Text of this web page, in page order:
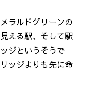
ラルドグリーンの
える駅、そして駅
ジというそうで
ッジよりも先に命